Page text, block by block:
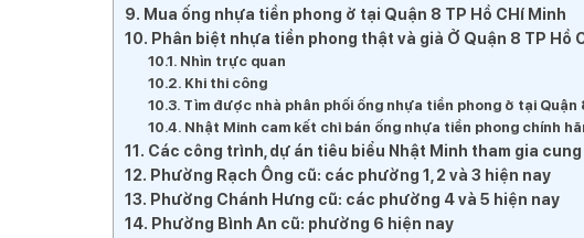
Mua ống nhựa tiền phong ở tại Quận 8 TP Hồ CHí Minh
Phân biệt nhựa tiền phong thật và giả Ở Quận 8 TP Hồ
Nhìn trực quan
Khi thi công
Tìm được nhà phân phối ống nhựa tiền phong ở tại Quận
Nhật Minh cam kết chỉ bán ống nhựa tiền phong chính
Các công trình, dự án tiêu biểu Nhật Minh tham gia
Phường Rạch Ông cũ: các phường 1, 2 và 3 hiện nay
Phường Chánh Hưng cũ: các phường 4 và 5 hiện nay
Phường Bình An cũ: phường 6 hiện nay